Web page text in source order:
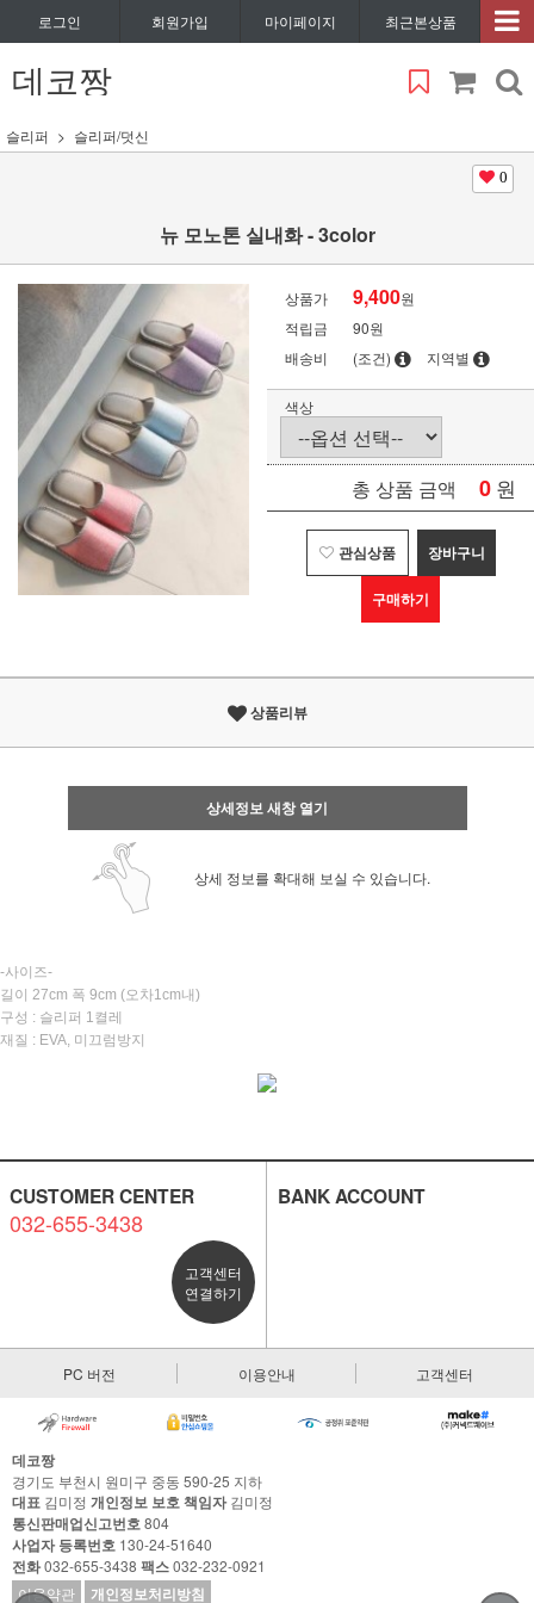
로그인 회원가입 마이페이지 최근본상품
데코짱
슬리퍼 슬리퍼/덧신
0
뉴 모노톤 실내화 - 3color
상품가 9,400원
적립금
90원
배송비
(조건) 지역별
색상
총 상품 금액 0 원
관심상품 장바구니
구매하기
상품리뷰
상세정보 새창 열기
상세 정보를 확대해 보실 수 있습니다.
-사이즈-
길이 27cm 폭 9cm (오차1cm내)
구성 : 슬리퍼 1켤레
재질 : EVA, 미끄럼방지
CUSTOMER CENTER
032-655-3438
고객센터
연결하기
BANK ACCOUNT
PC 버전 이용안내 고객센터
데코짱
경기도 부천시 원미구 중동 590-25 지하
대표 김미정 개인정보 보호 책임자김미정
통신판매업신고번호804
사업자 등록번호 130-24-51640
전화032-655-3438 팩스032-232-0921
이용약관
개인정보처리방침